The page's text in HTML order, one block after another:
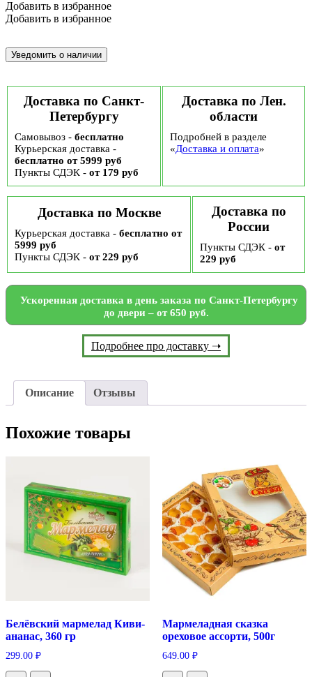
Добавить в избранное
Добавить в избранное
Доставка по Санкт-
Петербургу
Самовывоз - бесплатно
Курьерская доставка -
бесплатно от 5999 руб
Пункты СДЭК - от 179 руб
Доставка по Лен.
области
Подробней в разделе
«Доставка и оплата»
Доставка по Москве
Курьерская доставка - бесплатно от
5999 руб
Пункты СДЭК - от 229 руб
Доставка по
России
Пункты СДЭК - от
229 руб
Ускоренная доставка в день заказа по Санкт-Петербургу
до двери – от 650 руб.
Подробнее про доставку ➝
Описание Отзывы
Похожие товары
Белёвский мармелад Киви-
ананас, 360 гр
299.00 ₽
Мармеладная сказка
ореховое ассорти, 500г
649.00 ₽